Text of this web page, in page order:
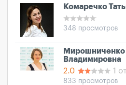
Комаречко
348 просмотров
Владимировна
2.0
1
833 просмотров